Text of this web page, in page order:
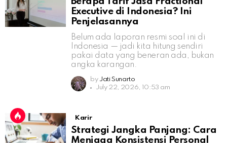
Executive di Indonesia? Ini
Penjelasannya
Belum ada laporan resmi soal ini di
Indonesia — jadi kita hitung sendiri
pakai data yang beneran ada, bukan
angka karangan.
by Jati Sunarto
July 22, 2026, 10:53 am
Karir
Strategi Jangka Panjang: Cara
Menjaga Konsistensi Personal